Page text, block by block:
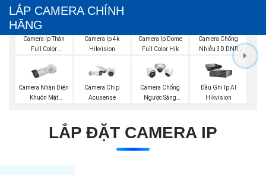
LẮP CAMERA CHÍNH
HÃNG
Camera Ip Thân
Full Color
Camera Ip 4k
Hikvision
Camera Ip Dome
Full Color Hik
Camera Chống
Nhiễu 3D DNR
Camera Nhận Diện
Khuôn Mặt
Camera Chip
Acusense
Camera Chống
Ngược Sáng
Đầu Ghi Ip AI
Hikvision
LẮP ĐẶT CAMERA IP